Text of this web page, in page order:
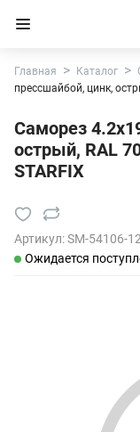
Главная Каталог
прессшайбой, цинк,
Саморез
острый, RAL
STARFIX
Артикул:SM-54106-
Ожидается